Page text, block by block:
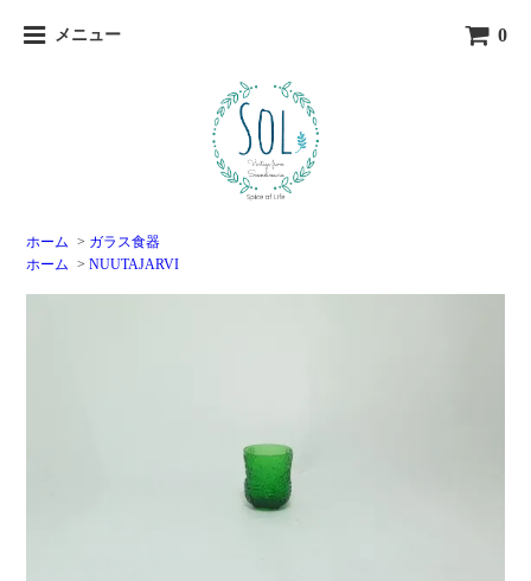
メニュー 0
ホーム > ガラス食器
ホーム >NUUTAJARVI